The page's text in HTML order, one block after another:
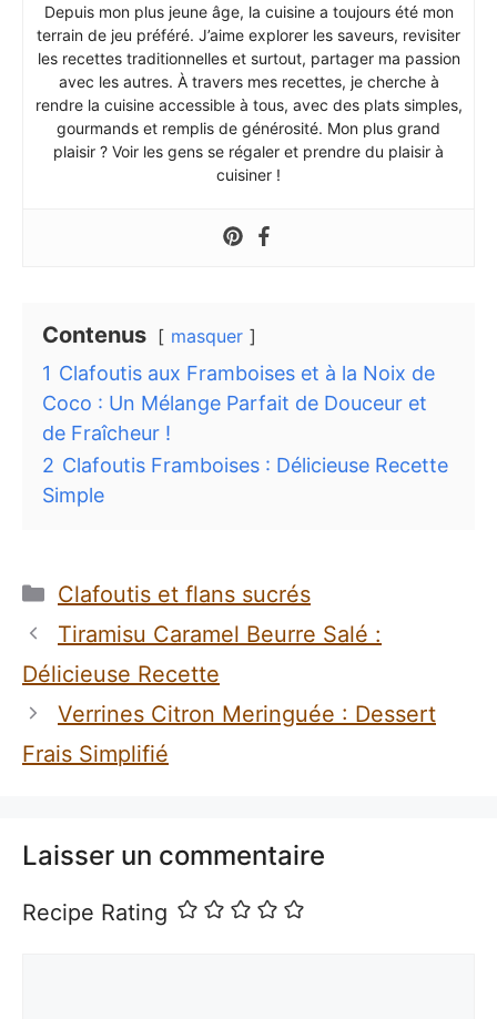
Depuis mon plus jeune âge, la cuisine a toujours été mon
terrain de jeu préféré. J’aime explorer les saveurs, revisiter
les recettes traditionnelles et surtout, partager ma passion
avec les autres. À travers mes recettes, je cherche à
rendre la cuisine accessible à tous, avec des plats simples,
gourmands et remplis de générosité. Mon plus grand
plaisir ? Voir les gens se régaler et prendre du plaisir à
cuisiner !
Contenus masquer
1 Clafoutis aux Framboises et à la Noix de
Coco : Un Mélange Parfait de Douceur et
de Fraîcheur !
2 Clafoutis Framboises : Délicieuse Recette
Simple
Catégories
Clafoutis et flans sucrés
Tiramisu Caramel Beurre Salé :
Délicieuse Recette
Verrines Citron Meringuée : Dessert
Frais Simplifié
Laisser un commentaire
Recipe Rating